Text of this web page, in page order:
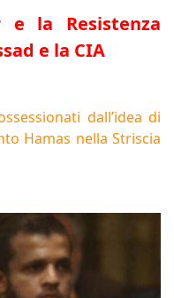
e la Resistenza
e la CIA
dall’idea di
Hamas nella Striscia